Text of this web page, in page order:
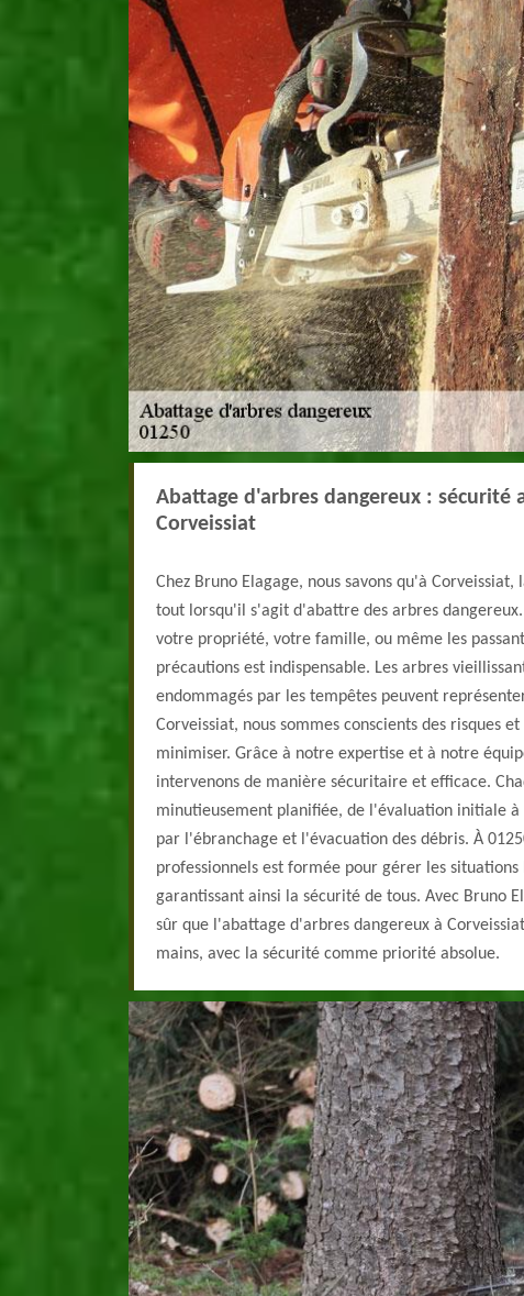
Abattage d'arbres dangereux : sécurité
Corveissiat
Chez Bruno Elagage, nous savons qu'à
tout lorsqu'il s'agit d'abattre des arbres
votre propriété, votre famille, ou même les
précautions est indispensable. Les arbres
endommagés par les tempêtes peuvent
Corveissiat, nous sommes conscients des risques
minimiser. Grâce à notre expertise et à notre
intervenons de manière sécuritaire et efficace.
minutieusement planifiée, de l'évaluation initiale
par l'ébranchage et l'évacuation des débris. À
professionnels est formée pour gérer les situations
garantissant ainsi la sécurité de tous. Avec Bruno
sûr que l'abattage d'arbres dangereux à
mains, avec la sécurité comme priorité absolue.